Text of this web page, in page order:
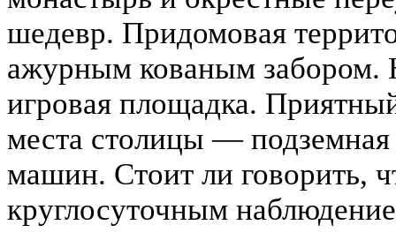
шедевр. Придомовая
ажурным кованым забором.
игровая площадка.
места столицы — подземная
машин. Стоит ли говорить,
круглосуточным